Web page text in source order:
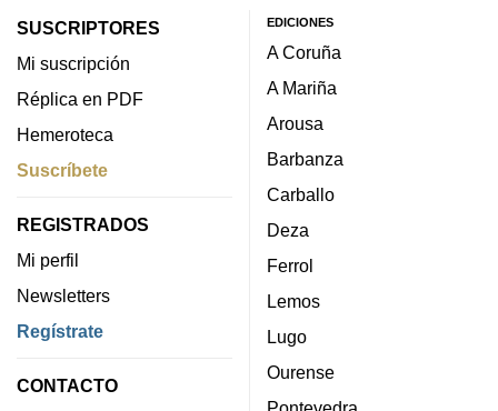
SUSCRIPTORES
Mi suscripción
Réplica en PDF
Hemeroteca
Suscríbete
REGISTRADOS
Mi perfil
Newsletters
Regístrate
CONTACTO
EDICIONES
A Coruña
A Mariña
Arousa
Barbanza
Carballo
Deza
Ferrol
Lemos
Lugo
Ourense